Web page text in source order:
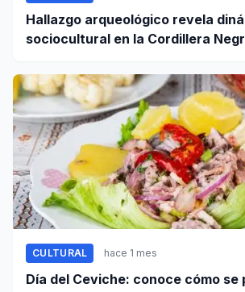
Hallazgo arqueológico revela
sociocultural en la Cordillera
CULTURAL hace 1 mes
Día del Ceviche: conoce cómo se